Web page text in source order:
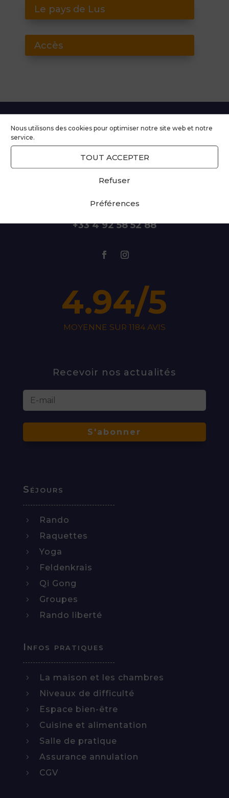
Nous utilisons des cookies pour optimiser notre site web et notre
service.
TOUT ACCEPTER
Refuser
Préférences
Le pays de Lus
Accès
450 route de Plainie
26620 Lus la Croix-Haute
+33 4 92 58 52 88
4.94/5
MOYENNE SUR 1184 AVIS
Recevoir nos actualités
S'abonner
Séjours
5 Rando
5 Raquettes
5 Yoga
5 Feldenkrais
5 Qi Gong
5 Groupes
5 Rando liberté
Infos pratiques
5 La maison et les chambres
5 Niveaux de difficulté
5 Espace bien-être
5 Cuisine et alimentation
5 Salle de pratique
5 Assurance annulation
5 CGV